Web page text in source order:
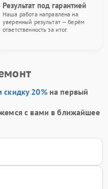
Результат под гарантией
Наша работа направлена на
уверенный результат — берём
ответственность за итог.
скидку 20%на первый
с вами в ближайшее